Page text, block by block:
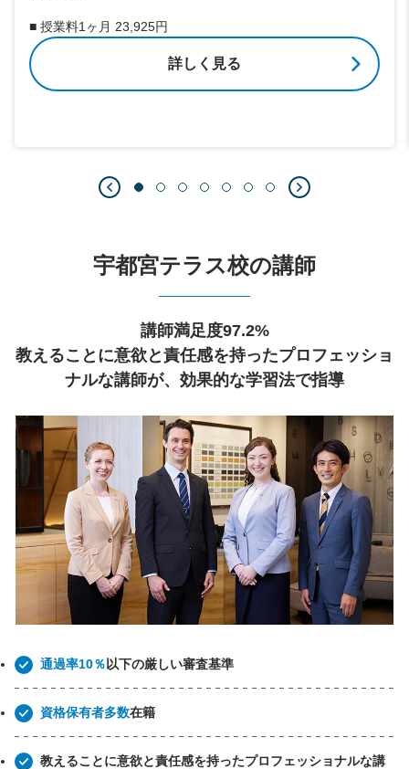
■ 授業料1ヶ月 23,925円
詳しく見る
宇都宮テラス校の講師
講師満足度97.2%
教えることに意欲と責任感を持ったプロフェッショ
ナルな講師が、効果的な学習法で指導
通過率10％ 以下の厳しい審査基準
資格保有者多数在籍
教えることに意欲と責任感を持ったプロフェッショナルな講